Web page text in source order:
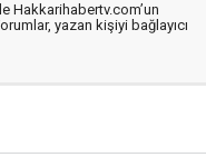
Hakkarihabertv.com’un
yazan kişiyi bağlayıcı